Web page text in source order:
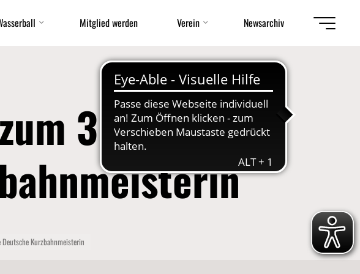
Mitglied werden Verein Newsarchiv
3. Mal in
Kurzbahnmeisterin